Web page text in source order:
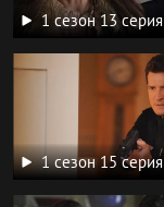
1 сезон 13 серия
1 сезон 15 серия